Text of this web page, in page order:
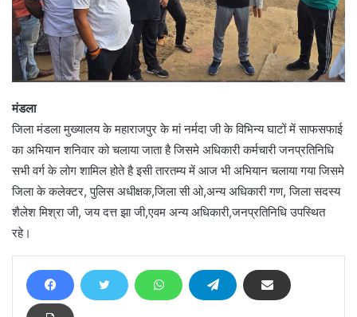
मंडला
जिला मंडला मुख्यालय के महाराजपुर के मां नर्मदा जी के विभिन्य घाटों में साफसफाई
का अभियान शनिवार को चलाया जाता है जिसमे अधिकारी कर्मचारी जनप्रतिनिधि
सभी वर्ग के लोग शामिल होते है इसी तारतम्य में आज भी अभियान चलाया गया जिसमे
जिला के कलेक्टर, पुलिस अधीक्षक,जिला सी ओ,अन्य अधिकारी गण, जिला सदस्य
शैलेश मिश्रा जी, जय दत्त झा जी,एवम अन्य अधिकारी,जनप्रतिनिधि उपस्थित
रहे।